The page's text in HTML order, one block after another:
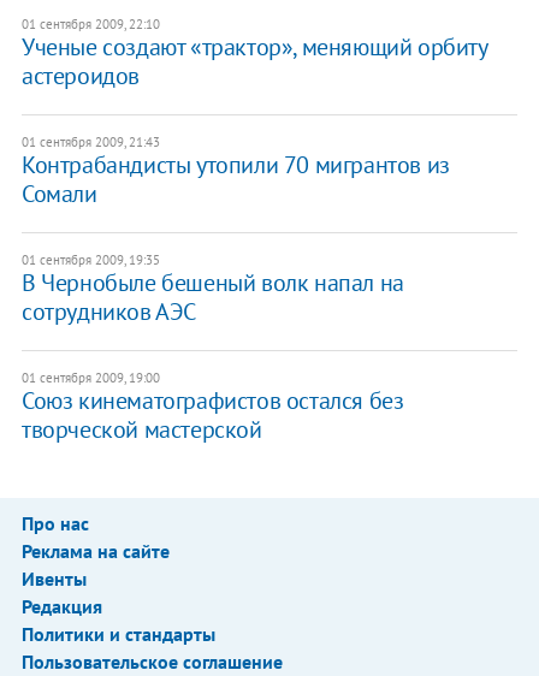
01 сентября 2009, 22:10
Ученые создают «трактор», меняющий орбиту
астероидов
01 сентября 2009, 21:43
Контрабандисты утопили 70 мигрантов из
Сомали
01 сентября 2009, 19:35
В Чернобыле бешеный волк напал на
сотрудников АЭС
01 сентября 2009, 19:00
Союз кинематографистов остался без
творческой мастерской
Про нас
Реклама на сайте
Ивенты
Редакция
Политики и стандарты
Пользовательское соглашение